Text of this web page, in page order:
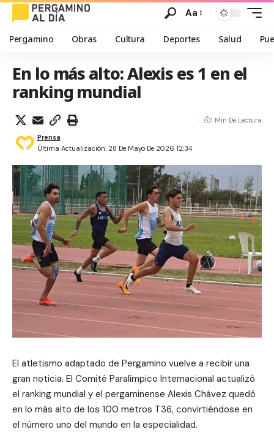
Aa
Pergamino Obras Cultura Deportes Salud
En lo más alto: Alexis es 1 en el
ranking mundial
Última Actualización: 28 De Mayo De 2026 12:34
Prensa
1 Min De Lectura
El atletismo adaptado de Pergamino vuelve a recibir una
gran noticia. El Comité Paralímpico Internacional actualizó
el ranking mundial y el pergaminense Alexis Chávez quedó
en lo más alto de los 100 metros T36, convirtiéndose en
el número uno del mundo en la especialidad.